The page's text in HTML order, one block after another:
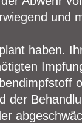
und
haben.
der